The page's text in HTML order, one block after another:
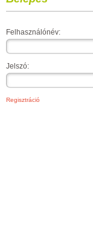
Felhasználónév:
Jelszó:
Regisztráció